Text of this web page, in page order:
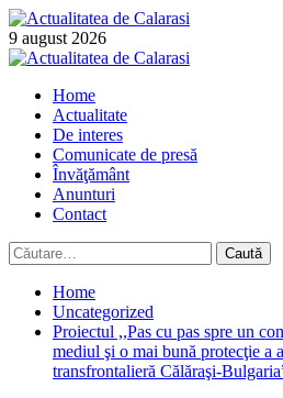
Skip
to
content
9 august 2026
Primary
Home
Actualitate
De interes
Comunicate de presă
Învăţământ
Anunturi
Contact
Caută
după:
Home
Uncategorized
Proiectul ,,Pas cu pas spre un
mediul şi o mai bună protecţie a
transfrontalieră Călăraşi-